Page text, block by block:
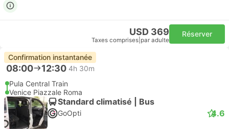
USD 369
Taxes comprises par adulte
Réserver
Confirmation instantanée
08:00 12:30 4h 30m
Pula Central Train
Venice Piazzale Roma
Standard climatisé | Bus
GoOpti 4.6